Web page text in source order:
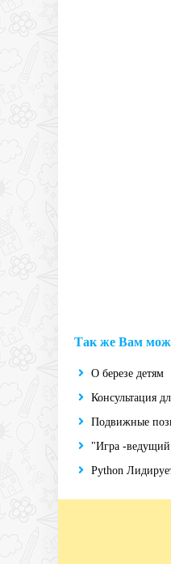
Так же Вам
О березе детям
Консультация
Подвижные
"Игра -ведущий
Python